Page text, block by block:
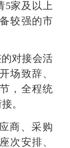
家及以上
较强的市
对接会活
场致辞、
，全程统
。
商、采购
次安排、